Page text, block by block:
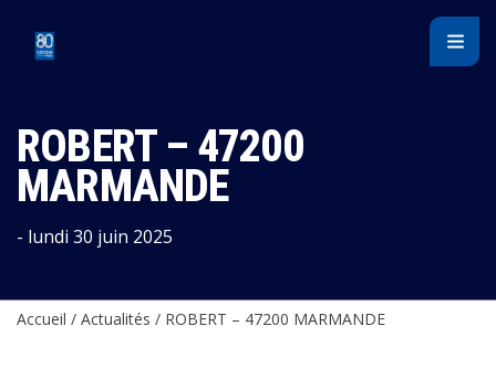
ROBERT – 47200
MARMANDE
- lundi 30 juin 2025
Accueil / Actualités / ROBERT – 47200 MARMANDE